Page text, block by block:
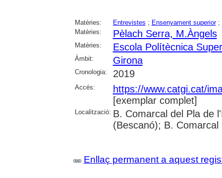
Matèries: Entrevistes ; Ensenyament superior;
Matèries:
Pèlach Serra, M.Àngels
Matèries: Escola Polítècnica
Àmbit: Girona
Cronologia: 2019
Accés:
https://www.catgi.cat/
[exemplar complet]
Localització: B. Comarcal del Pla de
(Bescanó); B.
Enllaç permanent a aquest